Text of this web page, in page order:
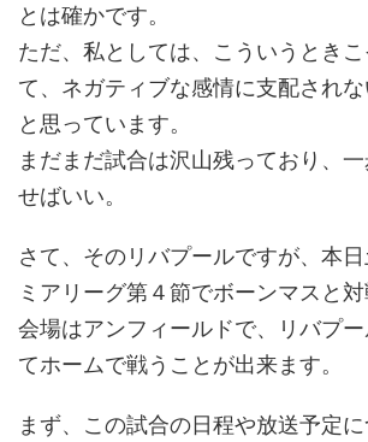
とは確かです。
ただ、私としては、こういうとき
て、ネガティブな感情に支配され
と思っています。
まだまだ試合は沢山残っており、
せばいい。
さて、そのリバプールですが、本
ミアリーグ第４節でボーンマスと対
会場はアンフィールドで、リバプ
てホームで戦うことが出来ます。
まず、この試合の日程や放送予定